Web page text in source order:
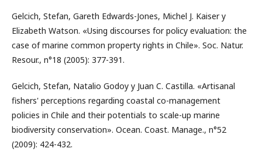
Gelcich, Stefan, Gareth Edwards-Jones, Michel J. Kaiser y
Elizabeth Watson. «Using discourses for policy evaluation: the
case of marine common property rights in Chile». Soc. Natur.
Resour., n°18 (2005): 377-391.
Gelcich, Stefan, Natalio Godoy y Juan C. Castilla. «Artisanal
fishers' perceptions regarding coastal co-management
policies in Chile and their potentials to scale-up marine
biodiversity conservation». Ocean. Coast. Manage., n°52
(2009): 424-432.